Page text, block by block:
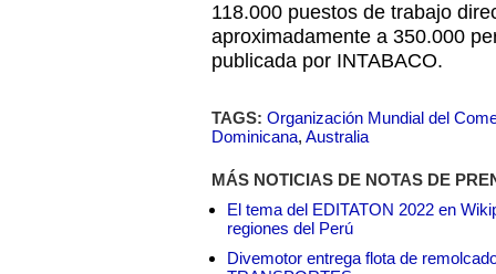
118.000 puestos de trabajo
aproximadamente a 350.000
publicada por INTABACO.
TAGS: Organización Mundial del
Dominicana, Australia
MÁS NOTICIAS DE NOTAS DE
El tema del EDITATON 2022 en
regiones del Perú
Divemotor entrega flota de